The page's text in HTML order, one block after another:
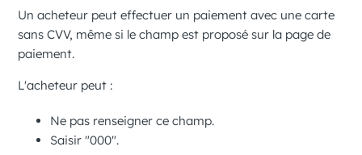
Un acheteur peut effectuer un paiement avec une carte
sans CVV, même si le champ est proposé sur la page de
paiement.
L'acheteur peut :
Ne pas renseigner ce champ.
Saisir "000".